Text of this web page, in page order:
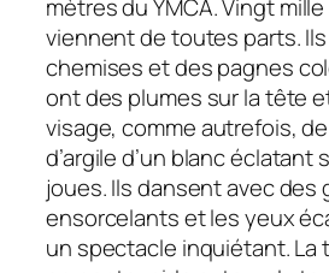
mètres du YMCA. Vingt
viennent de toutes parts.
chemises et des pagnes
ont des plumes sur la tête
visage, comme autrefois,
d’argile d’un blanc éclatant
joues. Ils dansent avec des
ensorcelants et les yeux
un spectacle inquiétant. La